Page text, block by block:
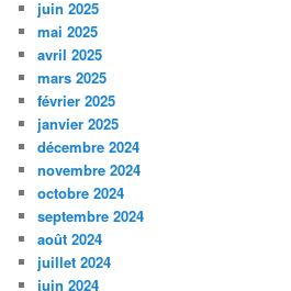
juin 2025
mai 2025
avril 2025
mars 2025
février 2025
janvier 2025
décembre 2024
novembre 2024
octobre 2024
septembre 2024
août 2024
juillet 2024
juin 2024